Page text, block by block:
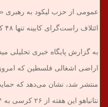
عمومی از حزب لیکود به رهبری
ائتلاف راست‌گرای کابینه تنها ۴۸ کرسی در پارلمان دارد.
به گزارش پایگاه خبری تحلیلی
اراضی اشغالی فلسطین که
منتشر شد، نشان می‌دهد که
نتانیاهو این هفته از ۲۶ کرسی به ۲۴ کرسی کاهش یافته است.